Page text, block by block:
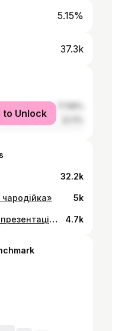
5.15%
37.3k
to Unlock
32.2k
5k
Запрошуємо вас на презентацію нової колекції Gunia Project — “Дивосвіт”! Долучайтесь до особливого дня разом з співзасновницями бренду — Марією Гаврилюк та Наталею Каменською. У новій колекції ми представимо вироби, що втілюють українське мистецтво та натхнення. На вас чекають новинки з кераміки, прикраси та ексклюзивні моделі одягу та розіграш подарунку серед клієнтів. 📅 Дата: 15 листопада 📍 Локація: Шоурум Gunia у Львові, вул. Вірменська, 4 🕐 Час: з 14:00 до 20:00 Будемо раді бачити вас серед перших, хто познайомиться з “Дивосвітом”! 4.7k